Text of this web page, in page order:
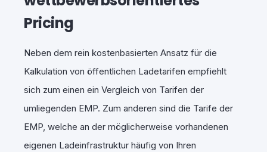
Pricing
Neben dem rein kostenbasierten Ansatz für die
Kalkulation von öffentlichen Ladetarifen empfiehlt
sich zum einen ein Vergleich von Tarifen der
umliegenden EMP. Zum anderen sind die Tarife der
EMP, welche an der möglicherweise vorhandenen
eigenen Ladeinfrastruktur häufig von Ihren